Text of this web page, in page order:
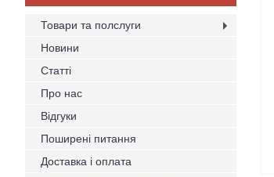
Товари та полслуги
Новини
Статті
Про нас
Відгуки
Поширені питання
Доставка і оплата